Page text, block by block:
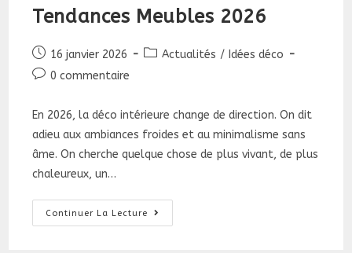
Tendances Meubles 2026
Publication
publiée :
16 janvier 2026
PostActualités / Idées déco
Commentaires
la
publication :
0 commentaire
En 2026, la déco intérieure change de direction. On dit
adieu aux ambiances froides et au minimalisme sans
âme. On cherche quelque chose de plus vivant, de plus
chaleureux, un…
Continuer La Lecture
Tendances
Meubles